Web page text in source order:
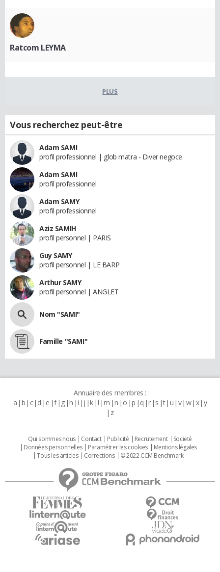
Ratcom LEYMA
PLUS
Vous recherchez peut-être
Adam SAMI
profil professionnel | glob matra - Diver negoce
Adam SAMI
profil professionnel
Adam SAMY
profil professionnel
Aziz SAMIH
profil personnel | PARIS
Guy SAMY
profil personnel | LE BARP
Arthur SAMY
profil personnel | ANGLET
Nom "SAMI"
Famille "SAMI"
Annuaire des membres :
a b c d e f g h i j k l m n o p q r s t u v w x y
z
Qui sommes nous Contact Publicité Recrutement
Societé
Données personnelles
Paramétrer les cookies
Mentions légales
Tous les articles
Corrections © 2022 CCM Benchmark